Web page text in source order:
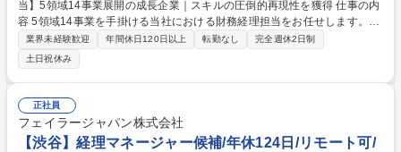
当】5領域14事業展開の成長企業｜スキルの圧倒的再現性を獲得 仕事の内
容 5領域14事業を手掛ける当社における財務経理担当をお任せします。当
社では財務経理領域は経営として最も重視している要素の一つであり、今
後の事業成長のための体制強化のための採用です。 ■決算業務 ・月次/年
次決算業務および決算体制の構築・経営資料作成 ■経理/財務業務 ・外注
先との折衝、クオリティマネジメント・会計システムへの入力・入出金管
理/経費精算/固定資産管理・経理業務プロセス改善とシステム導入■金融機
関との折衝・資金調達（ご経験やご希望に 応じてお任せ） 募集職種 目黒
【財務経理担当】5領域14事業展開の成長企業｜スキルの圧倒的再現性を
業界未経験歓迎 年間休日120日以上 転勤なし
完全週休2日制
土日祝休み
正社員
フェイラージャパン株式会社
【渋谷】経理マネージャー候補/年休124日/リモート可/